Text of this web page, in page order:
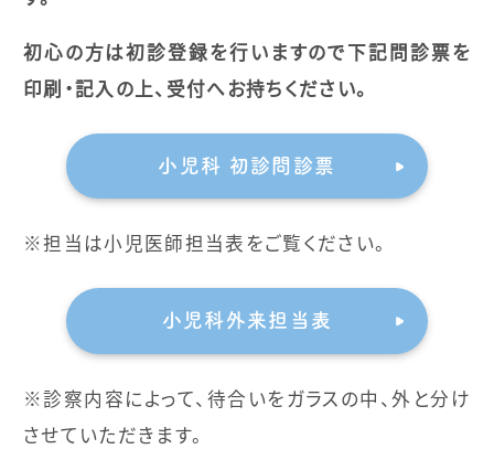
初心の方は初診登録を行いますので下記問診票を
印刷・記入の上、受付へお持ちください。
小児科 初診問診票
※担当は小児医師担当表をご覧ください。
小児科外来担当表
※診察内容によって、待合いをガラスの中、外と分け
させていただきます。